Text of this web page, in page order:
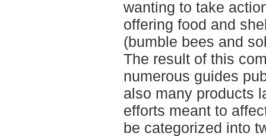
wanting to take
offering food and
(bumble bees and
The result of this
numerous guides
also many products
efforts meant to
be categorized into